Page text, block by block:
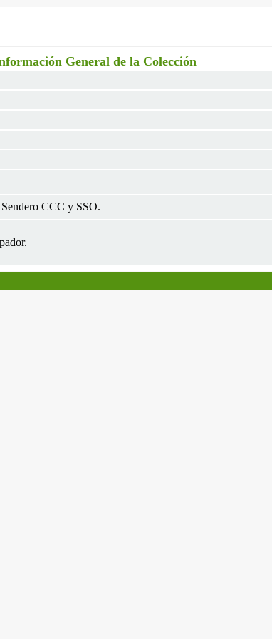
General de la Colección
CCC y SSO.